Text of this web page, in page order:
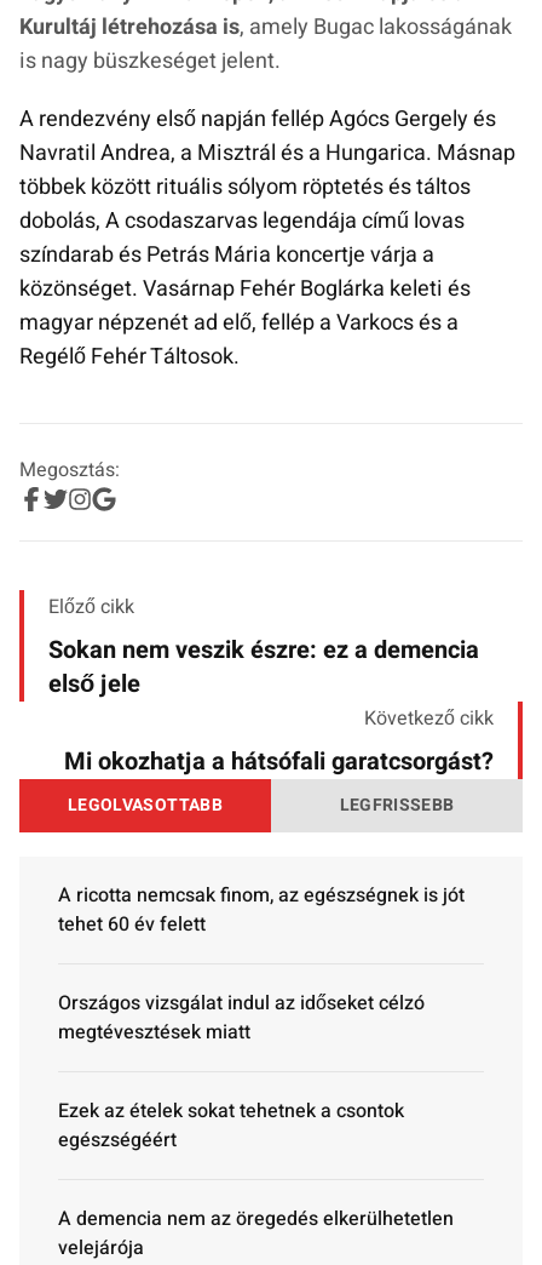
Kurultáj létrehozása is, amely Bugac lakosságának
is nagy büszkeséget jelent.
A rendezvény első napján fellép Agócs Gergely és
Navratil Andrea, a Misztrál és a Hungarica. Másnap
többek között rituális sólyom röptetés és táltos
dobolás, A csodaszarvas legendája című lovas
színdarab és Petrás Mária koncertje várja a
közönséget. Vasárnap Fehér Boglárka keleti és
magyar népzenét ad elő, fellép a Varkocs és a
Regélő Fehér Táltosok.
Megosztás:
Előző cikk
Sokan nem veszik észre: ez a demencia
első jele
Következő cikk
Mi okozhatja a hátsófali garatcsorgást?
LEGOLVASOTTABB LEGFRISSEBB
A ricotta nemcsak finom, az egészségnek is jót
tehet 60 év felett
Országos vizsgálat indul az időseket célzó
megtévesztések miatt
Ezek az ételek sokat tehetnek a csontok
egészségéért
A demencia nem az öregedés elkerülhetetlen
velejárója